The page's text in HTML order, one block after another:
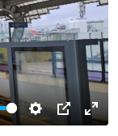
Settings
PIP